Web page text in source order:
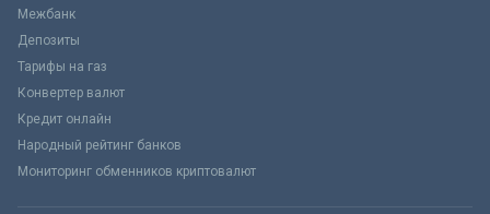
Межбанк
Депозиты
Тарифы на газ
Конвертер валют
Кредит онлайн
Народный рейтинг банков
Мониторинг обменников криптовалют